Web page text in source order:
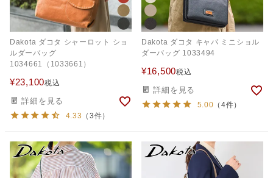
Dakota ダコタ シャーロット ショ
ルダーバッグ
1034661（1033661）
¥23,100税込
詳細を見る
4.33 （3件）
Dakota ダコタ キャパ ミニショル
ダーバッグ 1033494
¥16,500税込
詳細を見る
5.00 （4件）